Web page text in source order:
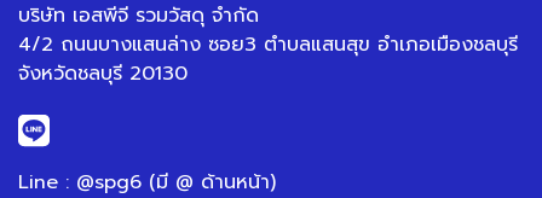
บริษัท เอสพีจี รวมวัสดุ จำกัด
4/2 ถนนบางแสนล่าง ซอย3 ตำบลแสนสุข อำเภอเมืองชลบุรี
จังหวัดชลบุรี 20130
Line : @spg6 (มี @ ด้านหน้า)